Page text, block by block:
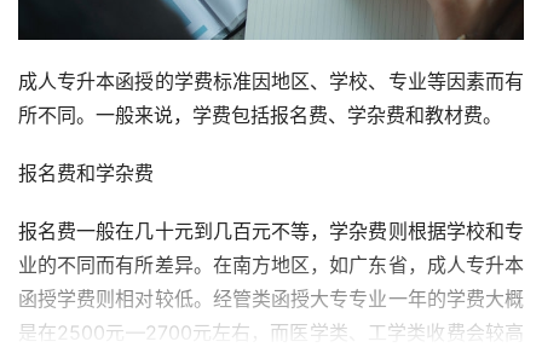
成人专升本函授的学费标准因地区、学校、专业等因素而有
所不同。一般来说，学费包括报名费、学杂费和教材费。
报名费和学杂费
报名费一般在几十元到几百元不等，学杂费则根据学校和专
业的不同而有所差异。在南方地区，如广东省，成人专升本
函授学费则相对较低。经管类函授大专专业一年的学费大概
是在2500元—2700元左右，而医学类、工学类收费会较高